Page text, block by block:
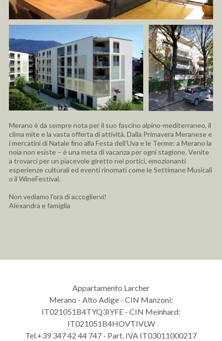
Merano è da sempre nota per il suo fascino alpino-mediterraneo, il
clima mite e la vasta offerta di attività. Dalla Primavera Meranese e
i mercatini di Natale fino alla Festa dell’Uva e le Terme: a Merano la
noia non esiste – è una meta di vacanza per ogni stagione. Venite
a trovarci per un piacevole giretto nei portici, emozionanti
esperienze culturali ed eventi rinomati come le Settimane Musicali
o il WineFestival.
Non vediamo l’ora di accogliervi!
Alexandra e famiglia
Appartamento Larcher
Merano - Alto Adige - CIN Manzoni:
IT021051B4TYQ3IYFE - CIN Meinhard:
IT021051B4HOVTIVLW
Tel.+39 347 42 44 747 - Part. IVA IT03011000217